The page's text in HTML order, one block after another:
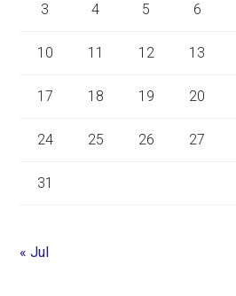
3 4 5 6
10 11 12 13
17 18 19 20
24 25 26 27
31
« Jul